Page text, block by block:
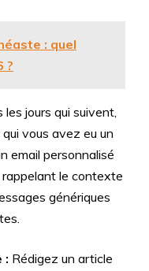
: quel
?
les jours qui suivent,
vous avez eu un
email personnalisé
le contexte
génériques
: Rédigez un article